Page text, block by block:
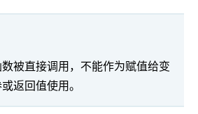
被直接调用，不能作为赋值给变
返回值使用。